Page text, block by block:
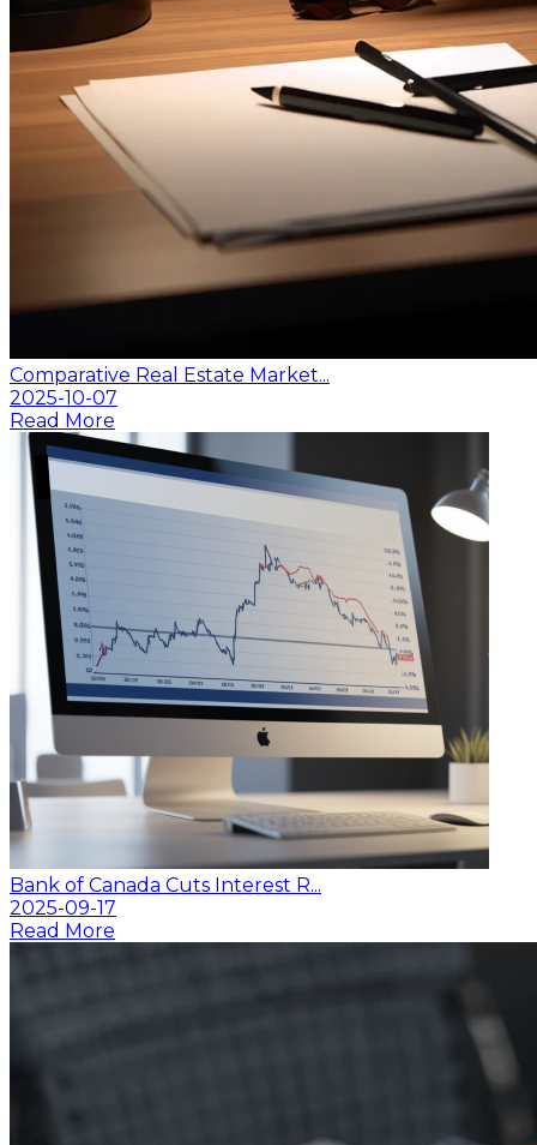
Comparative Real Estate Market...
2025-10-07
Read More
Bank of Canada Cuts Interest R...
2025-09-17
Read More